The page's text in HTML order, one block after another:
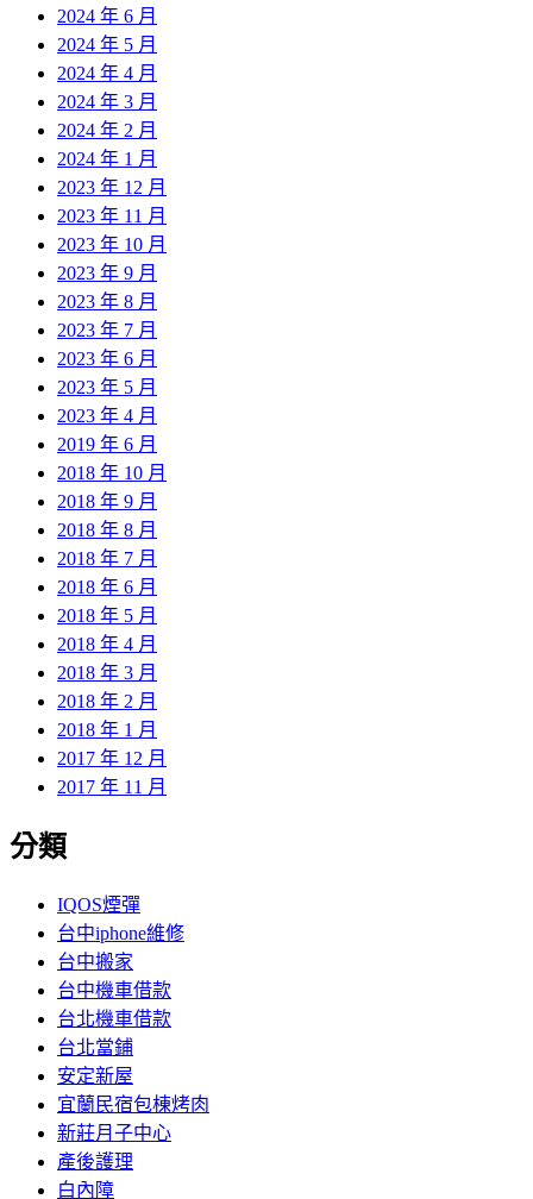
2024 年 6 月
2024 年 5 月
2024 年 4 月
2024 年 3 月
2024 年 2 月
2024 年 1 月
2023 年 12 月
2023 年 11 月
2023 年 10 月
2023 年 9 月
2023 年 8 月
2023 年 7 月
2023 年 6 月
2023 年 5 月
2023 年 4 月
2019 年 6 月
2018 年 10 月
2018 年 9 月
2018 年 8 月
2018 年 7 月
2018 年 6 月
2018 年 5 月
2018 年 4 月
2018 年 3 月
2018 年 2 月
2018 年 1 月
2017 年 12 月
2017 年 11 月
分類
IQOS煙彈
台中iphone維修
台中搬家
台中機車借款
台北機車借款
台北當鋪
安定新屋
宜蘭民宿包棟烤肉
新莊月子中心
產後護理
白內障